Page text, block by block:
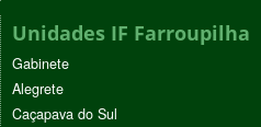
Unidades IF Farroupilha
Gabinete
Alegrete
Caçapava do Sul